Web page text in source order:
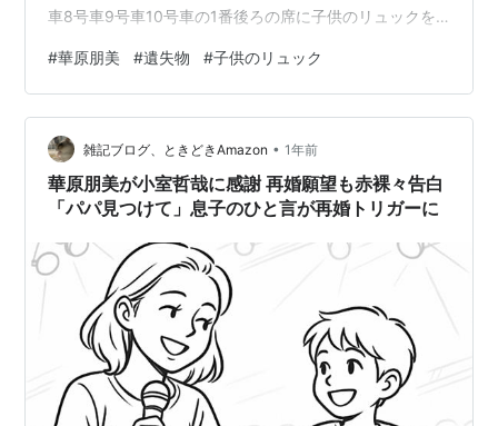
ァミリー・バージョン＞
BOOKS
2000.02.01 未来を信じて
2001.08.01 苦あり楽あり
2002.01.01 SHOWBIZ
2005.12.20 crystallize
2006.03.27 crystallizeII
当時、小室哲哉と交際していた
車8号車9号車10号車の1番後ろの席に子供のリュックを
をお礼金として出します。子供の大切なものが沢山入っ
たリュックです。探して下さい。宜しくお願い致しま
す。 pic.twitter.com/SYRw8kd5ip — 華原朋美
(@kahalatomomi_tk) 2026年4月11日 【拡散希望】子供
が無くしたリュックの情報について。…
#華原朋美 #遺失物 #子供のリュック
雑記ブログ、ときどきAmazon • 1年前
華原朋美が小室哲哉に感謝 再婚願望も赤裸々告白
「パパ見つけて」息子のひと言が再婚トリガーに